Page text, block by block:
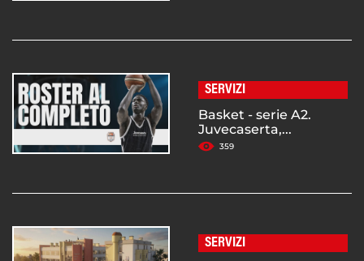
SERVIZI
Basket - serie A2.
Juvecaserta,...
359
SERVIZI